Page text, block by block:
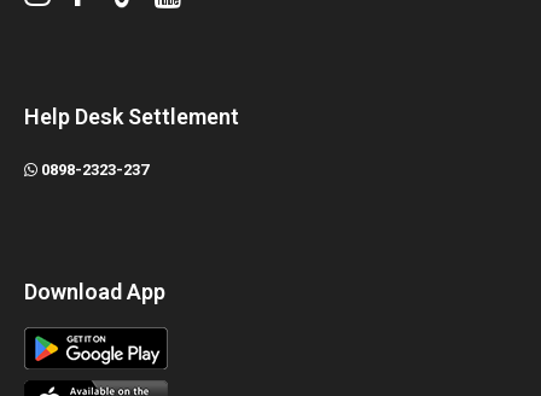
Help Desk Settlement
0898-2323-237
Download App